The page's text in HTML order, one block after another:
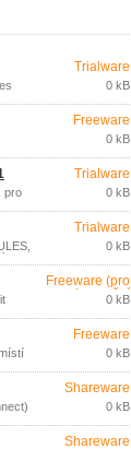
Trialware
0 kB
na
Freeware
0 kB
pro
v
Trialware
0 kB
Trialware
0 kB
Freeware (pro
nekomerční
účely)
0 kB
Freeware
0 kB
Shareware
0 kB
Shareware